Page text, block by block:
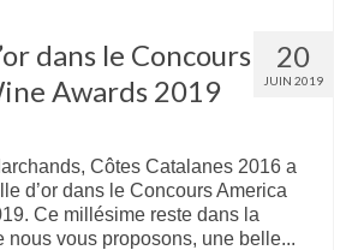
20
JUIN 2019
dans le Concours
Awards 2019
Côtes Catalanes 2016 a
d’or dans le Concours America
Ce millésime reste dans la
nous vous proposons, une belle...